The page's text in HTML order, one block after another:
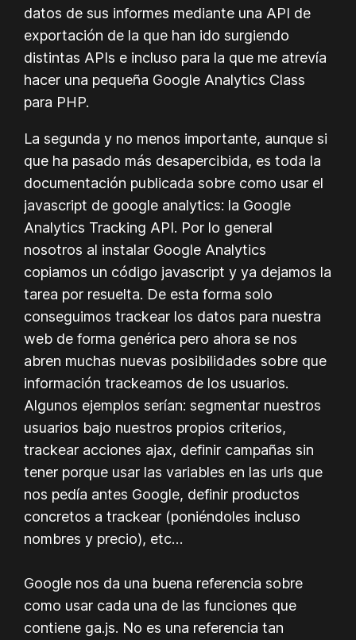
datos de sus informes mediante una API de
exportación de la que han ido surgiendo
distintas APIs e incluso para la que me atrevía
hacer una pequeña Google Analytics Class
para PHP.
La segunda y no menos importante, aunque si
que ha pasado más desapercibida, es toda la
documentación publicada sobre como usar el
javascript de google analytics: la Google
Analytics Tracking API. Por lo general
nosotros al instalar Google Analytics
copiamos un código javascript y ya dejamos la
tarea por resuelta. De esta forma solo
conseguimos trackear los datos para nuestra
web de forma genérica pero ahora se nos
abren muchas nuevas posibilidades sobre que
información trackeamos de los usuarios.
Algunos ejemplos serían: segmentar nuestros
usuarios bajo nuestros propios criterios,
trackear acciones ajax, definir campañas sin
tener porque usar las variables en las urls que
nos pedía antes Google, definir productos
concretos a trackear (poniéndoles incluso
nombres y precio), etc…
Google nos da una buena referencia sobre
como usar cada una de las funciones que
contiene ga.js. No es una referencia tan